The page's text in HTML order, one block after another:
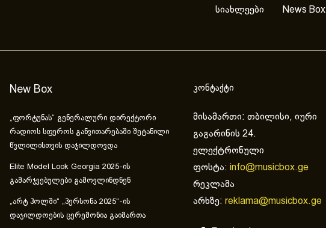
სიახლეები News Box
New Box
„ფორტუნას“ გენერალური დირექტორი
რადიოს სფეროს განვითარებაში შეტანილი
წვლილისთვის დაჯილდოვდა
Elite Model Look Georgia 2025-ის
გამარჯვებულები გამოვლინდნენ
„არტ ჰოლში“ „პერსონა 2025“-ის
დაჯილდოების ცერემონია გაიმართა
კონტაქტი
მისამართი: თბილისი, იური
გაგარინის 24.
ელექტრონული
ფოსტა: info@musicbox.ge
რეკლამა
არხზე: reklama@musicbox.ge